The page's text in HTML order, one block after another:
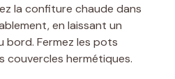
la confiture chaude dans
en laissant un
bord. Fermez les pots
couvercles hermétiques.